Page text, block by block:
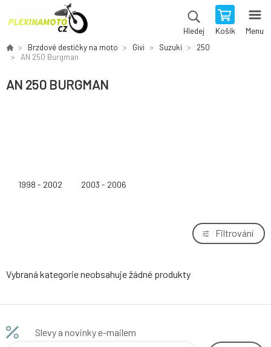
Hledej Košík Menu
Brzdové destičky na moto Givi Suzuki
250
AN 250 Burgman
AN 250 BURGMAN
1998 - 2002 2003 - 2006
Filtrování
Vybraná kategorie neobsahuje žádné produkty
Slevy a novinky e-mailem